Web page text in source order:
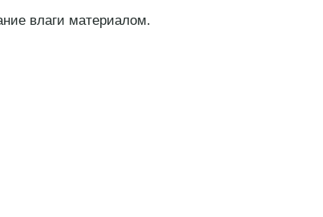
влаги материалом.